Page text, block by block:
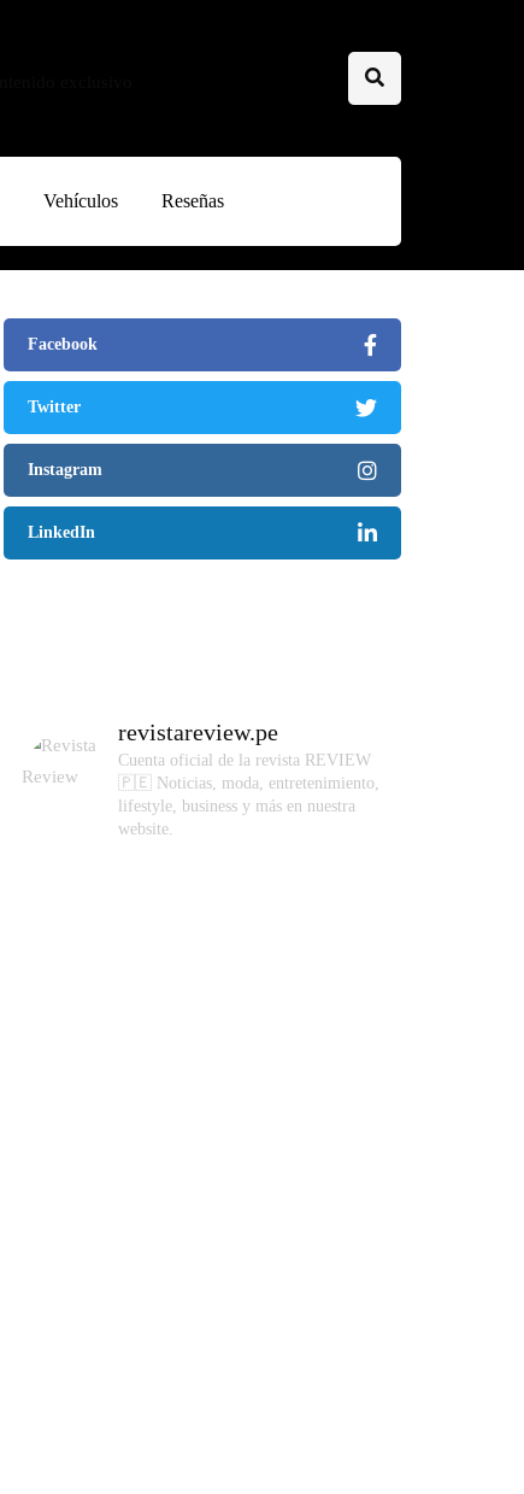
Vehículos Reseñas
Facebook
Twitter
Instagram
LinkedIn
revistareview.pe
Cuenta oficial de la revista REVIEW
🇵🇪 Noticias, moda, entretenimiento,
lifestyle, business y más en nuestra
website.